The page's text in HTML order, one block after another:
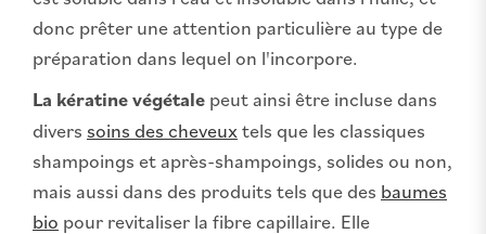
donc prêter une attention particulière au type de
préparation dans lequel on l'incorpore.
La kératine végétale peut ainsi être incluse dans
divers soins des cheveuxtels que les classiques
shampoings et après-shampoings, solides ou non,
mais aussi dans des produits tels que des baumes
bio pour revitaliser la fibre capillaire. Elle